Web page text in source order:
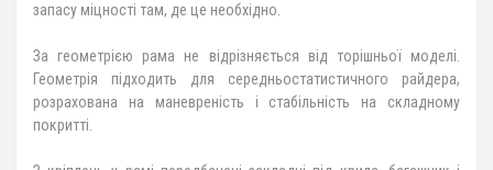
запасу міцності там, де це необхідно.
За геометрією рама не відрізняється від торішньої моделі.
Геометрія підходить для середньостатистичного райдера,
розрахована на маневреність і стабільність на складному
покритті.